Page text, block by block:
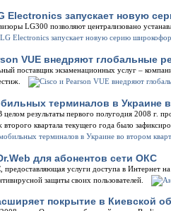
Electronics запускает новую
LG300 позволяют централизовано
VUE внедряют глобальные
поставщик экзаменационных услуг –
терминалов в Украине
результаты первого полугодия 2008 г.
квартала текущего года было
для абонентов сети ОКС
услуги доступа в Интернет
защиты своих пользователей.
покрытие в Киевской